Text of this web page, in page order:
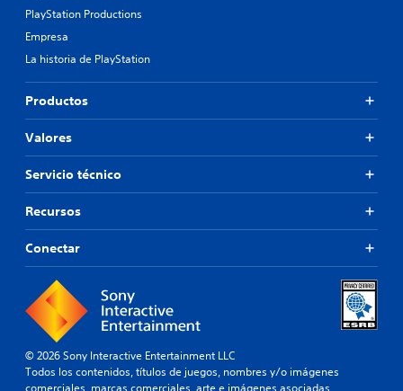
PlayStation Productions
Empresa
La historia de PlayStation
Productos
Valores
Servicio técnico
Recursos
Conectar
© 2026 Sony Interactive Entertainment LLC
Todos los contenidos, títulos de juegos, nombres y/o imágenes
comerciales, marcas comerciales, arte e imágenes asociadas